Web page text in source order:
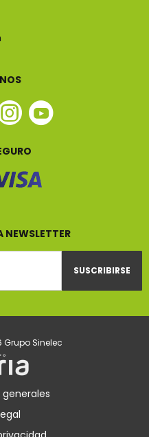
Instagram
Youtube
NEWSLETTER
SUSCRIBIRSE
Sinelec